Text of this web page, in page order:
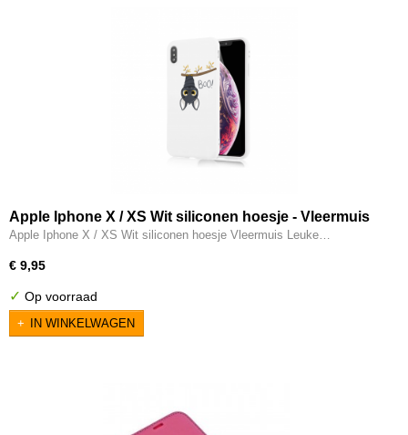
Apple Iphone X / XS Wit siliconen hoesje - Vleermuis
Apple Iphone X / XS Wit siliconen hoesje Vleermuis Leuke…
€ 9,95
✓ Op voorraad
IN WINKELWAGEN